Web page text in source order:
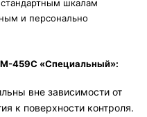
шкалам
и персонально
459C «Специальный»:
вне зависимости от
к поверхности контроля.